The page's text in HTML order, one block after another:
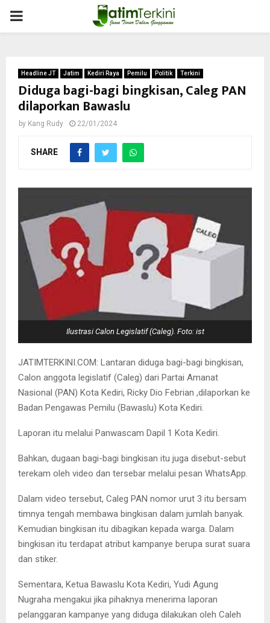
PRIMARY
Headline JT Jatim Kediri Raya Pemilu Politik Terkini
Diduga bagi-bagi bingkisan, Caleg PAN
dilaporkan Bawaslu
by Kang Rudy 22/01/2024
SHARE
Ilustrasi Calon Legislatif (Caleg). Foto: ist
JATIMTERKINI.COM: Lantaran diduga bagi-bagi bingkisan,
Calon anggota legislatif (Caleg) dari Partai Amanat
Nasional (PAN) Kota Kediri, Ricky Dio Febrian ,dilaporkan ke
Badan Pengawas Pemilu (Bawaslu) Kota Kediri.
Laporan itu melalui Panwascam Dapil 1 Kota Kediri.
Bahkan, dugaan bagi-bagi bingkisan itu juga disebut-sebut
terekam oleh video dan tersebar melalui pesan WhatsApp.
Dalam video tersebut, Caleg PAN nomor urut 3 itu bersam
timnya tengah membawa bingkisan dalam jumlah banyak.
Kemudian bingkisan itu dibagikan kepada warga. Dalam
bingkisan itu terdapat atribut kampanye berupa surat suara
dan stiker.
Sementara, Ketua Bawaslu Kota Kediri, Yudi Agung
Nugraha mengakui jika pihaknya menerima laporan
pelanggaran kampanye yang diduga dilakukan oleh Caleh